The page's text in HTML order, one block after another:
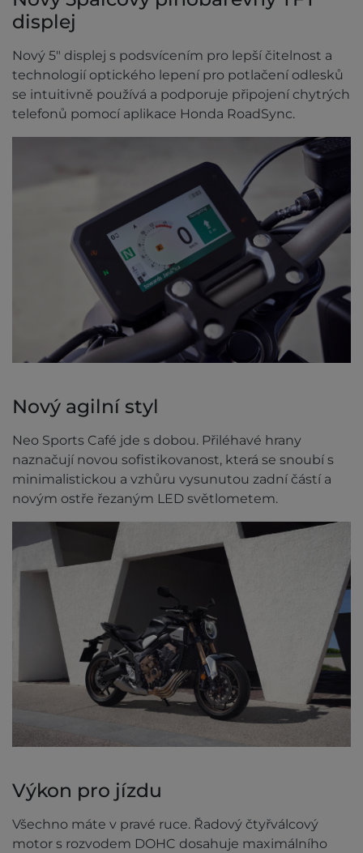
displej
Nový 5" displej s podsvícením pro lepší čitelnost a
technologií optického lepení pro potlačení odlesků
se intuitivně používá a podporuje připojení chytrých
telefonů pomocí aplikace Honda RoadSync.
Nový agilní styl
Neo Sports Café jde s dobou. Přiléhavé hrany
naznačují novou sofistikovanost, která se snoubí s
minimalistickou a vzhůru vysunutou zadní částí a
novým ostře řezaným LED světlometem.
Výkon pro jízdu
Všechno máte v pravé ruce. Řadový čtyřválcový
motor s rozvodem DOHC dosahuje maximálního